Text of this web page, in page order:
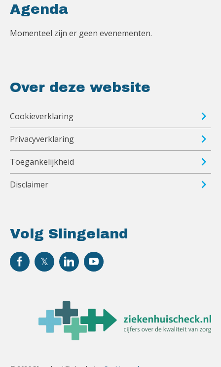
Volg Slingeland
Agenda
Momenteel zijn er geen evenementen.
Over deze website
Cookieverklaring
Privacyverklaring
Toegankelijkheid
Disclaimer